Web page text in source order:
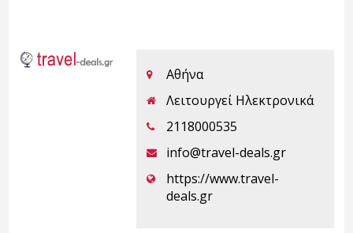
Αθήνα
Λειτουργεί Ηλεκτρονικά
2118000535
info@travel-deals.gr
https://www.travel-
deals.gr